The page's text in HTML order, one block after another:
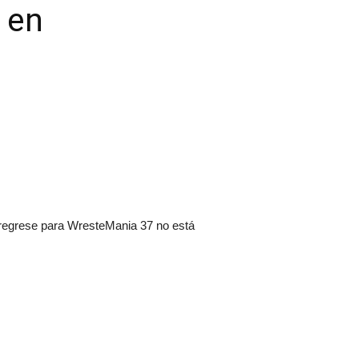
para WresteMania 37 no está